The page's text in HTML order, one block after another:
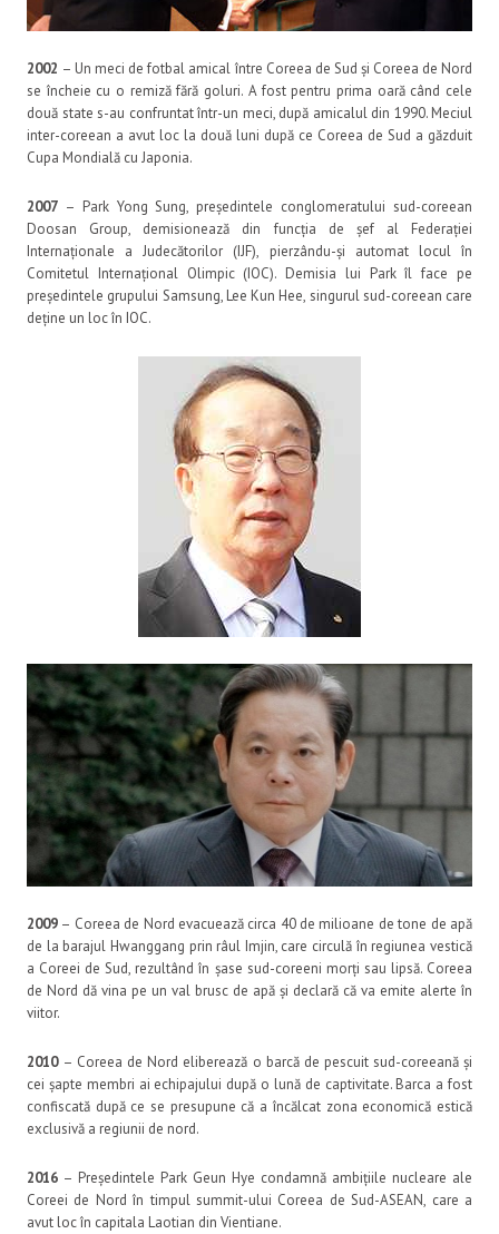
2002 – Un meci de fotbal amical între Coreea de Sud și Coreea de Nord
se încheie cu o remiză fără goluri. A fost pentru prima oară când cele
două state s-au confruntat într-un meci, după amicalul din 1990. Meciul
inter-coreean a avut loc la două luni după ce Coreea de Sud a găzduit
Cupa Mondială cu Japonia.
2007 – Park Yong Sung, președintele conglomeratului sud-coreean
Doosan Group, demisionează din funcția de șef al Federației
Internaționale a Judecătorilor (IJF), pierzându-și automat locul în
Comitetul Internațional Olimpic (IOC). Demisia lui Park îl face pe
președintele grupului Samsung, Lee Kun Hee, singurul sud-coreean care
deține un loc în IOC.
2009 – Coreea de Nord evacuează circa 40 de milioane de tone de apă
de la barajul Hwanggang prin râul Imjin, care circulă în regiunea vestică
a Coreei de Sud, rezultând în șase sud-coreeni morți sau lipsă. Coreea
de Nord dă vina pe un val brusc de apă și declară că va emite alerte în
viitor.
2010 – Coreea de Nord eliberează o barcă de pescuit sud-coreeană și
cei șapte membri ai echipajului după o lună de captivitate. Barca a fost
confiscată după ce se presupune că a încălcat zona economică estică
exclusivă a regiunii de nord.
2016 – Președintele Park Geun Hye condamnă ambițiile nucleare ale
Coreei de Nord în timpul summit-ului Coreea de Sud-ASEAN, care a
avut loc în capitala Laotian din Vientiane.